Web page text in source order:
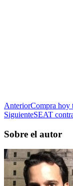
AnteriorCompra hoy
SiguienteSEAT
Sobre el autor